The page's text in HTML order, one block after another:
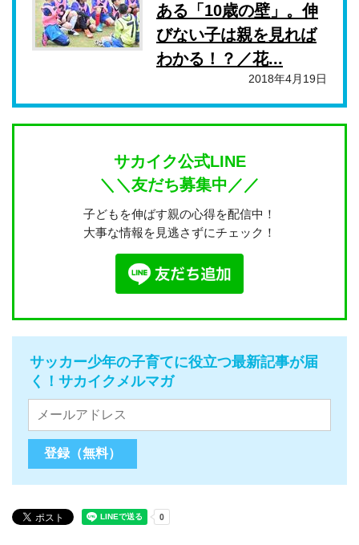
ある「10歳の壁」。伸
びない子は親を見れば
わかる！？／花...
2018年4月19日
サカイク公式LINE
＼＼友だち募集中／／
子どもを伸ばす親の心得を配信中！
大事な情報を見逃さずにチェック！
サッカー少年の子育てに役立つ最新記事が届
く！サカイクメルマガ